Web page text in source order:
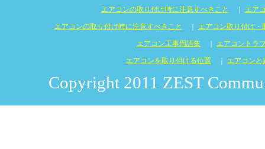
エアコンの取り付け時に注意すべきこと エア
エアコンの取り付け時に注意すべきこと エアコン取り付け・
エアコン工事用語集 エアコントラ
エアコンを取り付ける位置 エアコンと
Copyright 2011 ZEST